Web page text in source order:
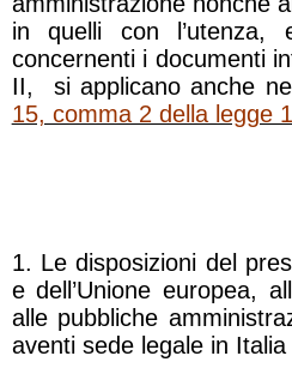
in quelli con
concernenti i documenti
II, si applicano anche
15, comma 2 della legge
1. Le disposizioni del
e dell’Unione europea,
alle pubbliche
aventi sede legale in